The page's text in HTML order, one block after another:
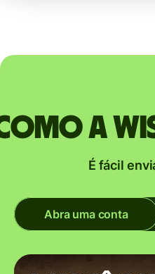
a
É fácil
Abra uma conta